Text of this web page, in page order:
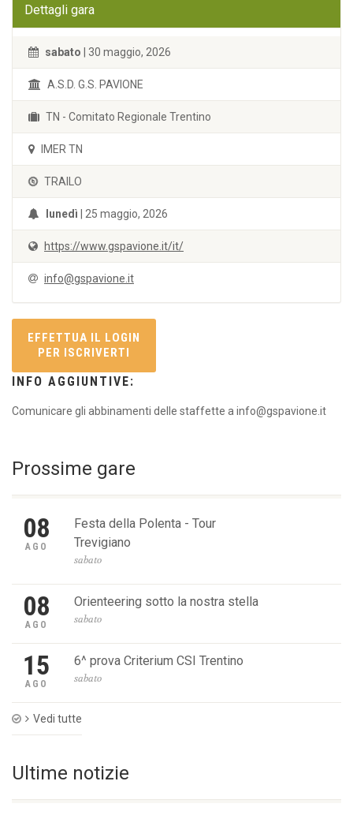
Dettagli gara
sabato | 30 maggio, 2026
A.S.D. G.S. PAVIONE
TN - Comitato Regionale Trentino
IMER TN
TRAILO
lunedì | 25 maggio, 2026
https://www.gspavione.it/it/
info@gspavione.it
EFFETTUA IL LOGIN
PER ISCRIVERTI
INFO AGGIUNTIVE:
Comunicare gli abbinamenti delle staffette a info@gspavione.it
Prossime gare
08
AGO
Festa della Polenta - Tour
Trevigiano
sabato
08
AGO
Orienteering sotto la nostra stella
sabato
15
AGO
6^ prova Criterium CSI Trentino
sabato
Vedi tutte
Ultime notizie